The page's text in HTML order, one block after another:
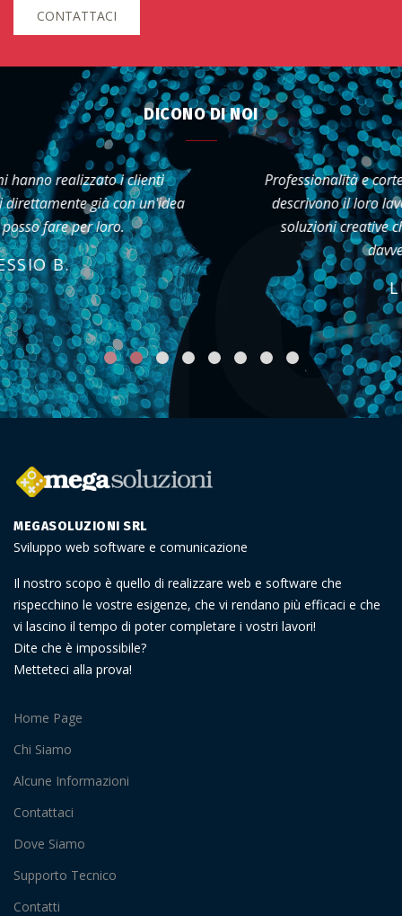
CONTATTACI
DICONO DI NOI
Professionalità e cortesia sono le parole che meglio
descrivono il loro lavoro. Hanno saputo proporre
soluzioni creative che hanno reso il nostro sito
davvero distintivo.
LUCA T.
MEGASOLUZIONI SRL
Sviluppo web software e comunicazione
Il nostro scopo è quello di realizzare web e software che
rispecchino le vostre esigenze, che vi rendano più efficaci e che
vi lascino il tempo di poter completare i vostri lavori!
Dite che è impossibile?
Metteteci alla prova!
Home Page
Chi Siamo
Alcune Informazioni
Contattaci
Dove Siamo
Supporto Tecnico
Contatti